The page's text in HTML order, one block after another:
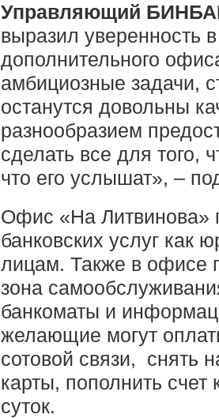
Управляющий
выразил уверенность
дополнительного
амбициозные задачи,
останутся довольны
разнообразием
сделать все для того,
что его услышат», –
Офис «На Литвинова»
банковских услуг как
лицам. Также в офисе
зона
банкоматы и
желающие могут
сотовой связи, снять
карты, пополнить
суток.